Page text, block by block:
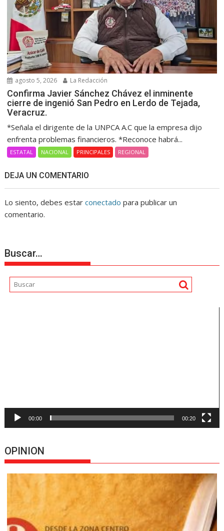
agosto 5, 2026 La Redacción
Confirma Javier Sánchez Chávez el inminente
cierre de ingenió San Pedro en Lerdo de Tejada,
Veracruz.
*Señala el dirigente de la UNPCA A.C que la empresa dijo
enfrenta problemas financieros. *Reconoce habrá...
ESTATAL NACIONAL PRINCIPALES REGIONAL
DEJA UN COMENTARIO
Lo siento, debes estarconectado para publicar un
comentario.
Buscar…
00:00 00:20
OPINION